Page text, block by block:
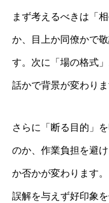
まず考えるべきは「
か、目上か同僚かで
す。次に「場の格式
話かで背景が変わりま
さらに「断る目的」
のか、作業負担を避
か否かが変わります
誤解を与えず好印象